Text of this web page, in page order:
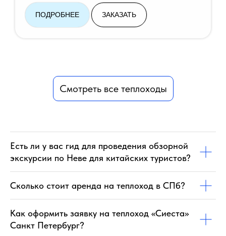
ПОДРОБНЕЕ ЗАКАЗАТЬ
Смотреть все теплоходы
Есть ли у вас гид для проведения обзорной
экскурсии по Неве для китайских туристов?
Сколько стоит аренда на теплоход в СПб?
Как оформить заявку на теплоход «Сиеста»
Санкт Петербург?